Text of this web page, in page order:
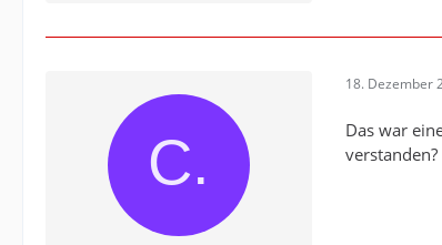
18. Dezember
Das war
verstanden?